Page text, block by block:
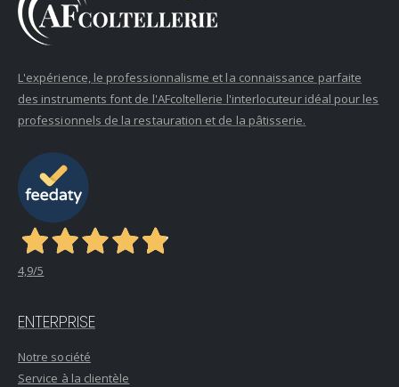
L'expérience, le professionnalisme et la connaissance parfaite
des instruments font de l'AFcoltellerie l'interlocuteur idéal pour les
professionnels de la restauration et de la pâtisserie.
4,9/5
ENTERPRISE
Notre société
Service à la clientèle